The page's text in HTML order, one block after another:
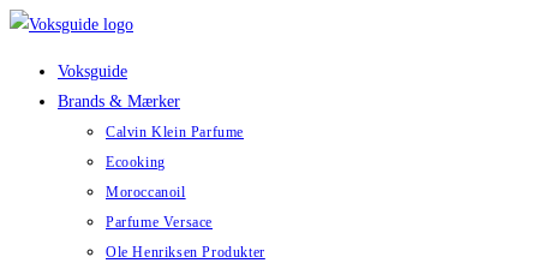
Skip
Voksguide
Brands & Mærker
Calvin Klein Parfume
Ecooking
Moroccanoil
Parfume Versace
Ole Henriksen Produkter